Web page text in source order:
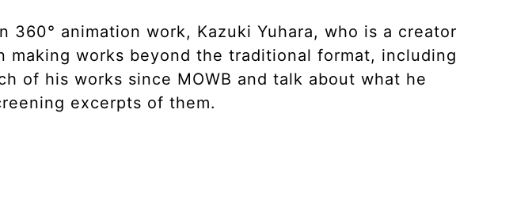
360° animation work, Kazuki Yuhara, who is a creator
making works beyond the traditional format, including
of his works since MOWB and talk about what he
excerpts of them.